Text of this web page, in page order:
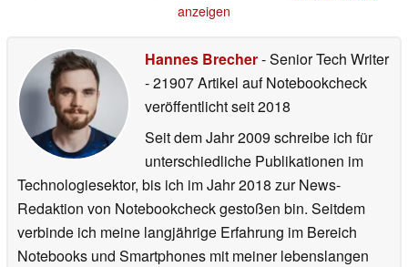
anzeigen
Hannes Brecher- Senior Tech Writer
- 21907 Artikel auf Notebookcheck
veröffentlichtseit 2018
Seit dem Jahr 2009 schreibe ich für
unterschiedliche Publikationen im
Technologiesektor, bis ich im Jahr 2018 zur News-
Redaktion von Notebookcheck gestoßen bin. Seitdem
verbinde ich meine langjährige Erfahrung im Bereich
Notebooks und Smartphones mit meiner lebenslangen